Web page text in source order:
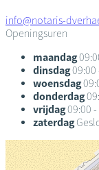
info@notaris-
Openingsuren
maandag
dinsdag09:00
woensdag
donderdag
vrijdag09:00 -
zaterdag